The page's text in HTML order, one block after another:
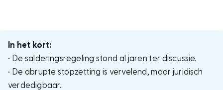
In het kort:
• De salderingsregeling stond al jaren ter discussie.
• De abrupte stopzetting is vervelend, maar juridisch
verdedigbaar.